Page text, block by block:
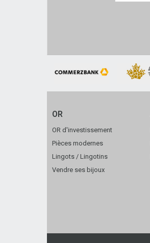
OR
OR d'investissement
Pièces modernes
Lingots / Lingotins
Vendre ses bijoux